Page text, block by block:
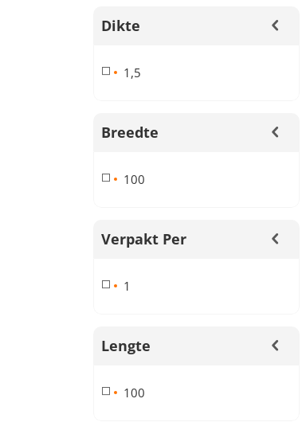
Dikte
1,5
Breedte
100
Verpakt Per
1
Lengte
100